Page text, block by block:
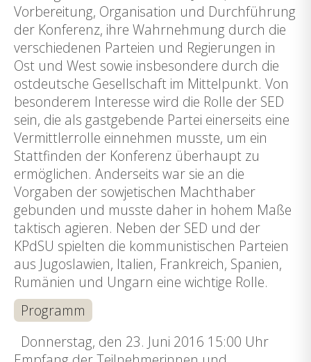
Vorbereitung, Organisation und Durchführung
der Konferenz, ihre Wahrnehmung durch die
verschiedenen Parteien und Regierungen in
Ost und West sowie insbesondere durch die
ostdeutsche Gesellschaft im Mittelpunkt. Von
besonderem Interesse wird die Rolle der SED
sein, die als gastgebende Partei einerseits eine
Vermittlerrolle einnehmen musste, um ein
Stattfinden der Konferenz überhaupt zu
ermöglichen. Anderseits war sie an die
Vorgaben der sowjetischen Machthaber
gebunden und musste daher in hohem Maße
taktisch agieren. Neben der SED und der
KPdSU spielten die kommunistischen Parteien
aus Jugoslawien, Italien, Frankreich, Spanien,
Rumänien und Ungarn eine wichtige Rolle.
Programm
Donnerstag, den 23. Juni 2016 15:00 Uhr